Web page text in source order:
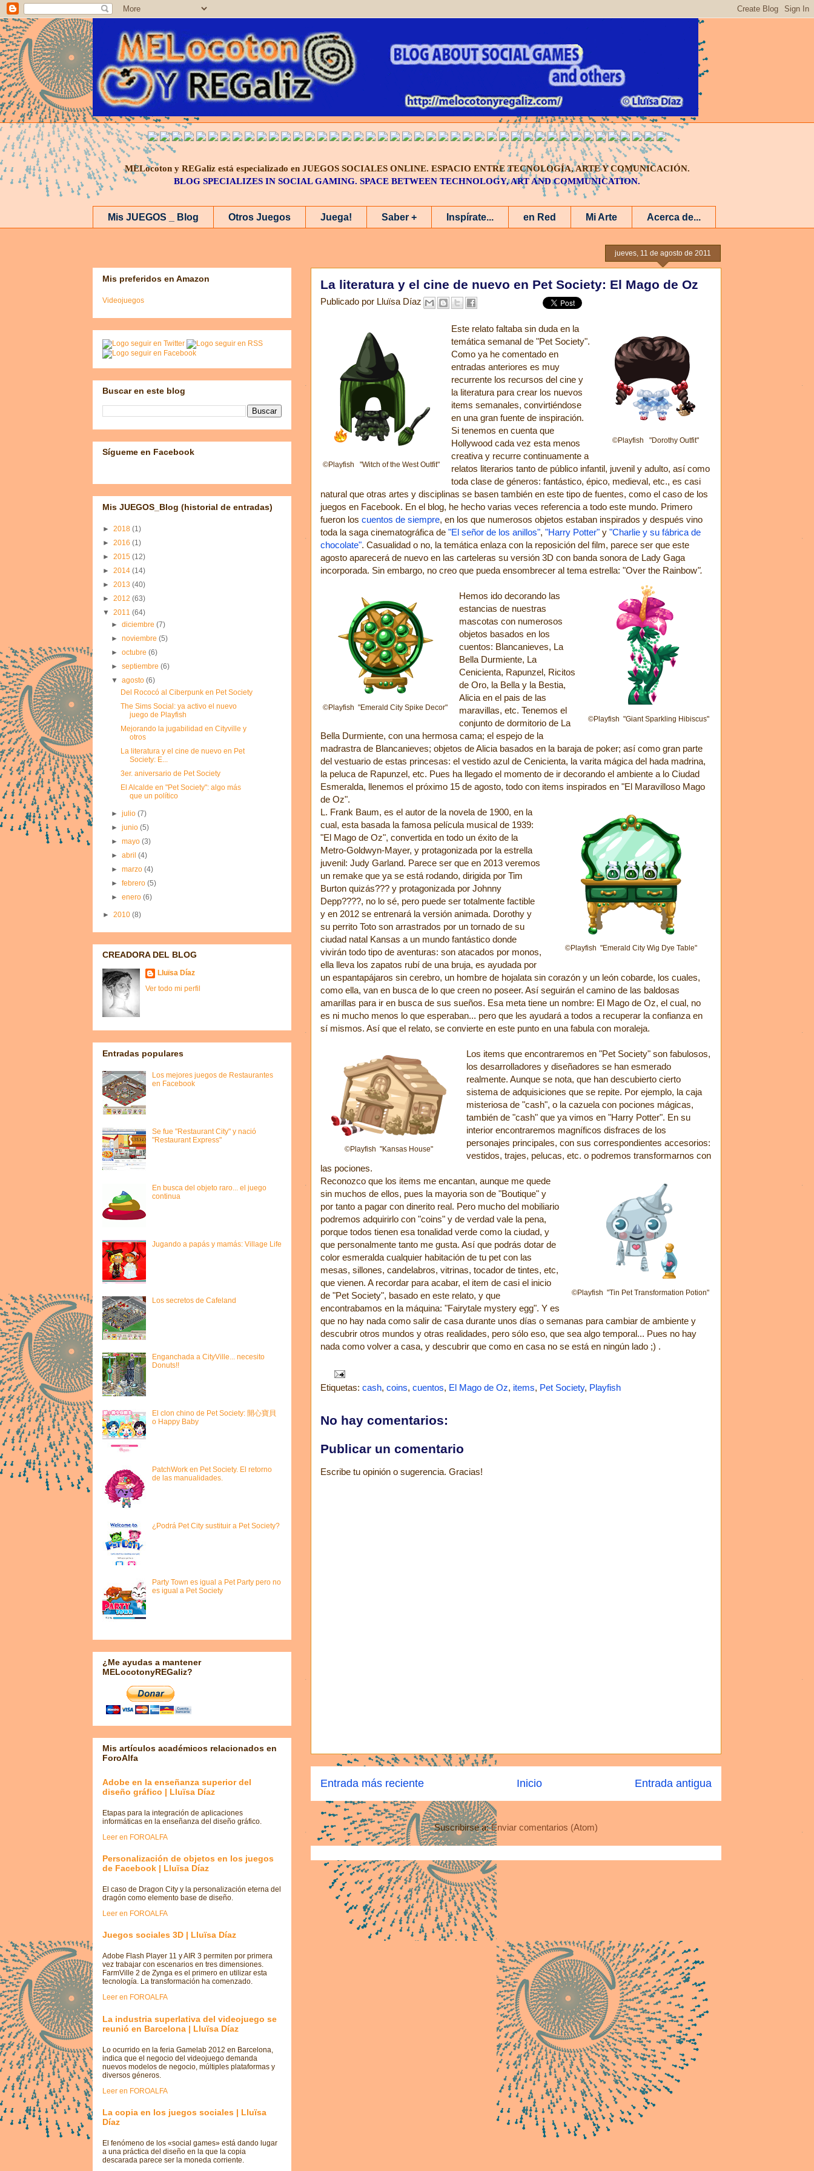
MELocoton y REGaliz está especializado en JUEGOS SOCIALES ONLINE. ESPACIO ENTRE TECNOLOGÍA, ARTE Y COMUNICACIÓN.
BLOG SPECIALIZES IN SOCIAL GAMING. SPACE BETWEEN TECHNOLOGY, ART AND COMMUNICATION.
Mis JUEGOS _ Blog Otros Juegos Juega! Saber + Inspírate... en Red Mi Arte Acerca de...
jueves, 11 de agosto de 2011
La literatura y el cine de nuevo en Pet Society: El Mago de Oz
Publicado por Lluïsa Díaz
©Playfish "Witch of the West Outfit"
©Playfish "Dorothy Outfit"
Este relato faltaba sin duda en la
temática semanal de "Pet Society".
Como ya he comentado en
entradas anteriores es muy
recurrente los recursos del cine y
la literatura para crear los nuevos
items semanales, convirtiéndose
en una gran fuente de inspiración.
Si tenemos en cuenta que
Hollywood cada vez esta menos
creativa y recurre continuamente a
relatos literarios tanto de público infantil, juvenil y adulto, así como
toda clase de géneros: fantástico, épico, medieval, etc., es casi
natural que otras artes y disciplinas se basen también en este tipo de fuentes, como el caso de los
juegos en Facebook. En el blog, he hecho varias veces referencia a todo este mundo. Primero
fueron los cuentos de siempre, en los que numerosos objetos estaban inspirados y después vino
toda la saga cinematográfica de "El señor de los anillos", "Harry Potter" y "Charlie y su fábrica de
chocolate". Casualidad o no, la temática enlaza con la reposición del film, parece ser que este
agosto aparecerá de nuevo en las carteleras su versión 3D con banda sonora de Lady Gaga
incorporada. Sin embargo, no creo que pueda ensombrecer al tema estrella: "Over the Rainbow".
©Playfish "Giant Sparkling Hibiscus"
©Playfish "Emerald City Spike Decor"
Hemos ido decorando las
estancias de nuestras
mascotas con numerosos
objetos basados en los
cuentos: Blancanieves, La
Bella Durmiente, La
Cenicienta, Rapunzel, Ricitos
de Oro, la Bella y la Bestia,
Alicia en el pais de las
maravillas, etc. Tenemos el
conjunto de dormitorio de La
Bella Durmiente, con una hermosa cama; el espejo de la
madrastra de Blancanieves; objetos de Alicia basados en la baraja de poker; así como gran parte
del vestuario de estas princesas: el vestido azul de Cenicienta, la varita mágica del hada madrina,
la peluca de Rapunzel, etc. Pues ha llegado el momento de ir decorando el ambiente a lo Ciudad
Esmeralda, llenemos el próximo 15 de agosto, todo con items inspirados en "El Maravilloso Mago
de Oz".
©Playfish "Emerald City Wig Dye Table"
L. Frank Baum, es el autor de la novela de 1900, en la
cual, esta basada la famosa película musical de 1939:
"El Mago de Oz", convertida en todo un éxito de la
Metro-Goldwyn-Mayer, y protagonizada por la estrella
juvenil: Judy Garland. Parece ser que en 2013 veremos
un remake que ya se está rodando, dirigida por Tim
Burton quizás??? y protagonizada por Johnny
Depp????, no lo sé, pero puede ser totalmente factible
y en 2012 se entrenará la versión animada. Dorothy y
su perrito Toto son arrastrados por un tornado de su
ciudad natal Kansas a un mundo fantástico donde
vivirán todo tipo de aventuras: son atacados por monos,
ella lleva los zapatos rubí de una bruja, es ayudada por
un espantapájaros sin cerebro, un hombre de hojalata sin corazón y un león cobarde, los cuales,
como ella, van en busca de lo que creen no poseer. Así seguirán el camino de las baldosas
amarillas para ir en busca de sus sueños. Esa meta tiene un nombre: El Mago de Oz, el cual, no
es ni mucho menos lo que esperaban... pero que les ayudará a todos a recuperar la confianza en
sí mismos. Así que el relato, se convierte en este punto en una fabula con moraleja.
©Playfish "Kansas House"
Los items que encontraremos en "Pet Society" son fabulosos,
los desarrolladores y diseñadores se han esmerado
realmente. Aunque se nota, que han descubierto cierto
sistema de adquisiciones que se repite. Por ejemplo, la caja
misteriosa de "cash", o la cazuela con pociones mágicas,
también de "cash" que ya vimos en "Harry Potter". En su
interior encontraremos magníficos disfraces de los
personajes principales, con sus correspondientes accesorios:
vestidos, trajes, pelucas, etc. o podremos transformarnos con
las pociones.
©Playfish "Tin Pet Transformation Potion"
Reconozco que los items me encantan, aunque me quede
sin muchos de ellos, pues la mayoria son de "Boutique" y
por tanto a pagar con dinerito real. Pero mucho del mobiliario
podremos adquirirlo con "coins" y de verdad vale la pena,
porque todos tienen esa tonalidad verde como la ciudad, y
que personalmente tanto me gusta. Así que podrás dotar de
color esmeralda cualquier habitación de tu pet con las
mesas, sillones, candelabros, vitrinas, tocador de tintes, etc,
que vienen. A recordar para acabar, el item de casi el inicio
de "Pet Society", basado en este relato, y que
encontrabamos en la máquina: "Fairytale mystery egg". Y es
que no hay nada como salir de casa durante unos días o semanas para cambiar de ambiente y
descubrir otros mundos y otras realidades, pero sólo eso, que sea algo temporal... Pues no hay
nada como volver a casa, y descubrir que como en casa no se está en ningún lado ;) .
Etiquetas: cash, coins, cuentos, El Mago de Oz, items, Pet Society, Playfish
No hay comentarios:
Publicar un comentario
Escribe tu opinión o sugerencia. Gracias!
Entrada más reciente Entrada antigua
Inicio
Suscribirse a:Enviar comentarios (Atom)
Mis preferidos en Amazon
Videojuegos
Buscar en este blog
Sígueme en Facebook
Mis JUEGOS_Blog (historial de entradas)
► 2018 (1)
► 2016 (1)
► 2015 (12)
► 2014 (14)
► 2013 (40)
► 2012 (63)
▼ 2011 (64)
►diciembre(7)
►noviembre(5)
►octubre(6)
►septiembre(6)
▼agosto(6)
Del Rococó al Ciberpunk en Pet Society
The Sims Social: ya activo el nuevo
juego de Playfish
Mejorando la jugabilidad en Cityville y
otros
La literatura y el cine de nuevo en Pet
Society: E...
3er. aniversario de Pet Society
El Alcalde en "Pet Society": algo más
que un político
►julio(7)
►junio(5)
►mayo(3)
►abril(4)
►marzo(4)
►febrero(5)
►enero(6)
► 2010 (8)
CREADORA DEL BLOG
Lluïsa Díaz
Ver todo mi perfil
Entradas populares
Los mejores juegos de Restaurantes
en Facebook
Se fue "Restaurant City" y nació
"Restaurant Express"
En busca del objeto raro... el juego
continua
Jugando a papás y mamás: Village Life
Los secretos de Cafeland
Enganchada a CityVille... necesito
Donuts!!
El clon chino de Pet Society: 開心寶貝
o Happy Baby
PatchWork en Pet Society. El retorno
de las manualidades.
¿Podrá Pet City sustituir a Pet Society?
Party Town es igual a Pet Party pero no
es igual a Pet Society
¿Me ayudas a mantener
MELocotonyREGaliz?
Mis artículos académicos relacionados en
ForoAlfa
Adobe en la enseñanza superior del
diseño gráfico | Lluïsa Díaz
Etapas para la integración de aplicaciones
informáticas en la enseñanza del diseño gráfico.
Leer en FOROALFA
Personalización de objetos en los juegos
de Facebook | Lluïsa Díaz
El caso de Dragon City y la personalización eterna del
dragón como elemento base de diseño.
Leer en FOROALFA
Juegos sociales 3D | Lluïsa Díaz
Adobe Flash Player 11 y AIR 3 permiten por primera
vez trabajar con escenarios en tres dimensiones.
FarmVille 2 de Zynga es el primero en utilizar esta
tecnología. La transformación ha comenzado.
Leer en FOROALFA
La industria superlativa del videojuego se
reunió en Barcelona | Lluïsa Díaz
Lo ocurrido en la feria Gamelab 2012 en Barcelona,
indica que el negocio del videojuego demanda
nuevos modelos de negocio, múltiples plataformas y
diversos géneros.
Leer en FOROALFA
La copia en los juegos sociales | Lluïsa
Díaz
El fenómeno de los «social games» está dando lugar
a una práctica del diseño en la que la copia
descarada parece ser la moneda corriente.